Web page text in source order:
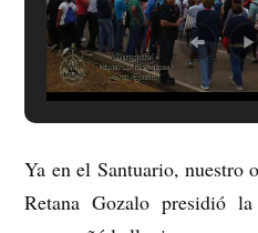
Ya en el Santuario, nuestro
Retana Gozalo presidió